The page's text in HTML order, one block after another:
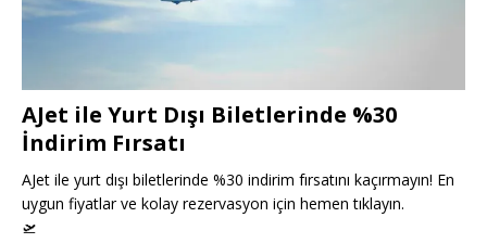
AJet ile Yurt Dışı Biletlerinde %30
İndirim Fırsatı
AJet ile yurt dışı biletlerinde %30 indirim fırsatını kaçırmayın! En
uygun fiyatlar ve kolay rezervasyon için hemen tıklayın.
🛫